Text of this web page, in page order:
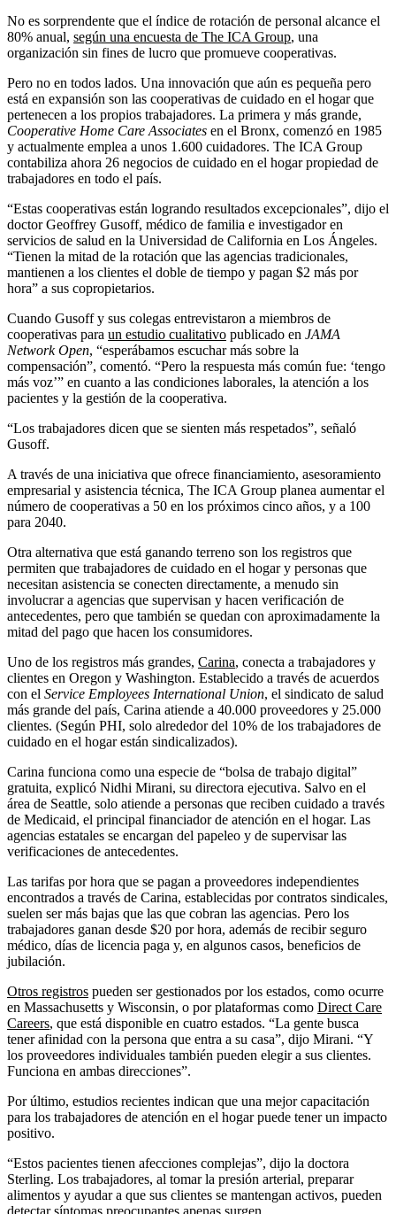
No es sorprendente que el índice de rotación de personal alcance el
80% anual, según una encuesta de The ICA Group, una
organización sin fines de lucro que promueve cooperativas.
Pero no en todos lados. Una innovación que aún es pequeña pero
está en expansión son las cooperativas de cuidado en el hogar que
pertenecen a los propios trabajadores. La primera y más grande,
Cooperative Home Care Associates en el Bronx, comenzó en 1985
y actualmente emplea a unos 1.600 cuidadores. The ICA Group
contabiliza ahora 26 negocios de cuidado en el hogar propiedad de
trabajadores en todo el país.
“Estas cooperativas están logrando resultados excepcionales”, dijo el
doctor Geoffrey Gusoff, médico de familia e investigador en
servicios de salud en la Universidad de California en Los Ángeles.
“Tienen la mitad de la rotación que las agencias tradicionales,
mantienen a los clientes el doble de tiempo y pagan $2 más por
hora” a sus copropietarios.
Cuando Gusoff y sus colegas entrevistaron a miembros de
cooperativas para un estudio cualitativo publicado en JAMA
Network Open, “esperábamos escuchar más sobre la
compensación”, comentó. “Pero la respuesta más común fue: ‘tengo
más voz’” en cuanto a las condiciones laborales, la atención a los
pacientes y la gestión de la cooperativa.
“Los trabajadores dicen que se sienten más respetados”, señaló
Gusoff.
A través de una iniciativa que ofrece financiamiento, asesoramiento
empresarial y asistencia técnica, The ICA Group planea aumentar el
número de cooperativas a 50 en los próximos cinco años, y a 100
para 2040.
Otra alternativa que está ganando terreno son los registros que
permiten que trabajadores de cuidado en el hogar y personas que
necesitan asistencia se conecten directamente, a menudo sin
involucrar a agencias que supervisan y hacen verificación de
antecedentes, pero que también se quedan con aproximadamente la
mitad del pago que hacen los consumidores.
Uno de los registros más grandes, Carina, conecta a trabajadores y
clientes en Oregon y Washington. Establecido a través de acuerdos
con el Service Employees International Union, el sindicato de salud
más grande del país, Carina atiende a 40.000 proveedores y 25.000
clientes. (Según PHI, solo alrededor del 10% de los trabajadores de
cuidado en el hogar están sindicalizados).
Carina funciona como una especie de “bolsa de trabajo digital”
gratuita, explicó Nidhi Mirani, su directora ejecutiva. Salvo en el
área de Seattle, solo atiende a personas que reciben cuidado a través
de Medicaid, el principal financiador de atención en el hogar. Las
agencias estatales se encargan del papeleo y de supervisar las
verificaciones de antecedentes.
Las tarifas por hora que se pagan a proveedores independientes
encontrados a través de Carina, establecidas por contratos sindicales,
suelen ser más bajas que las que cobran las agencias. Pero los
trabajadores ganan desde $20 por hora, además de recibir seguro
médico, días de licencia paga y, en algunos casos, beneficios de
jubilación.
Otros registros pueden ser gestionados por los estados, como ocurre
en Massachusetts y Wisconsin, o por plataformas como Direct Care
Careers, que está disponible en cuatro estados. “La gente busca
tener afinidad con la persona que entra a su casa”, dijo Mirani. “Y
los proveedores individuales también pueden elegir a sus clientes.
Funciona en ambas direcciones”.
Por último, estudios recientes indican que una mejor capacitación
para los trabajadores de atención en el hogar puede tener un impacto
positivo.
“Estos pacientes tienen afecciones complejas”, dijo la doctora
Sterling. Los trabajadores, al tomar la presión arterial, preparar
alimentos y ayudar a que sus clientes se mantengan activos, pueden